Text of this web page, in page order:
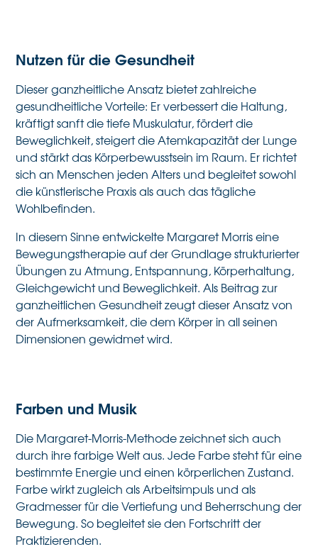
Nutzen für die Gesundheit
Dieser ganzheitliche Ansatz bietet zahlreiche
gesundheitliche Vorteile: Er verbessert die Haltung,
kräftigt sanft die tiefe Muskulatur, fördert die
Beweglichkeit, steigert die Atemkapazität der Lunge
und stärkt das Körperbewusstsein im Raum. Er richtet
sich an Menschen jeden Alters und begleitet sowohl
die künstlerische Praxis als auch das tägliche
Wohlbefinden.
In diesem Sinne entwickelte Margaret Morris eine
Bewegungstherapie auf der Grundlage strukturierter
Übungen zu Atmung, Entspannung, Körperhaltung,
Gleichgewicht und Beweglichkeit. Als Beitrag zur
ganzheitlichen Gesundheit zeugt dieser Ansatz von
der Aufmerksamkeit, die dem Körper in all seinen
Dimensionen gewidmet wird.
Farben und Musik
Die Margaret-Morris-Methode zeichnet sich auch
durch ihre farbige Welt aus. Jede Farbe steht für eine
bestimmte Energie und einen körperlichen Zustand.
Farbe wirkt zugleich als Arbeitsimpuls und als
Gradmesser für die Vertiefung und Beherrschung der
Bewegung. So begleitet sie den Fortschritt der
Praktizierenden.